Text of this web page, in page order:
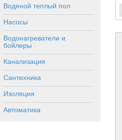
Водяной теплый пол
Насосы
Водонагреватели и
бойлеры
Канализация
Сантехника
Изоляция
Автоматика